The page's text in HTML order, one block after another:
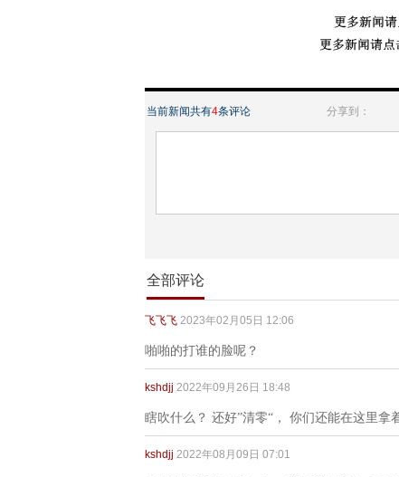
当前新闻共有4条评论 分享到：
全部评论
飞飞飞 2023年02月05日 12:06
啪啪的打谁的脸呢？
kshdjj 2022年09月26日 18:48
瞎吹什么？ 还好”清零“， 你们还能在这里拿
kshdjj 2022年08月09日 07:01